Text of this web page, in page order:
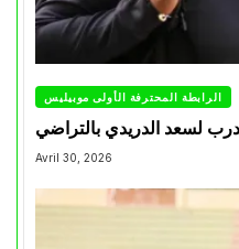
الرابطة المحترفة الأولى موبيليس
لسعد الدريدي بالتراضي
Avril 30, 2026